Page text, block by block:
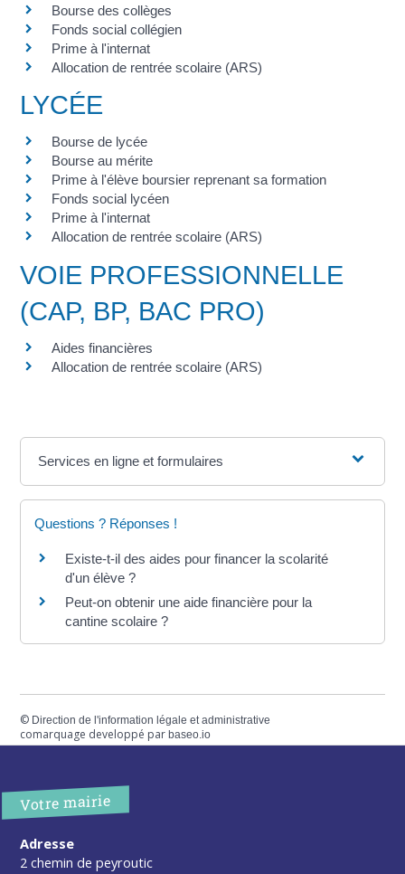
Bourse des collèges
Fonds social collégien
Prime à l'internat
Allocation de rentrée scolaire (ARS)
LYCÉE
Bourse de lycée
Bourse au mérite
Prime à l'élève boursier reprenant sa formation
Fonds social lycéen
Prime à l'internat
Allocation de rentrée scolaire (ARS)
VOIE PROFESSIONNELLE
(CAP, BP, BAC PRO)
Aides financières
Allocation de rentrée scolaire (ARS)
Services en ligne et formulaires
Questions ? Réponses !
Existe-t-il des aides pour financer la scolarité
d'un élève ?
Peut-on obtenir une aide financière pour la
cantine scolaire ?
© Direction de l'information légale et administrative
comarquage developpé parbaseo.io
Votre mairie
Adresse
2 chemin de peyroutic